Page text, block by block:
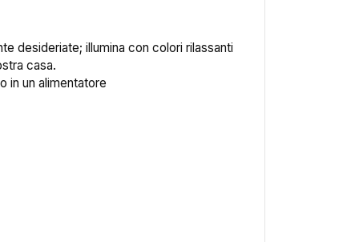
desideriate; illumina con colori rilassanti
casa.
in un alimentatore